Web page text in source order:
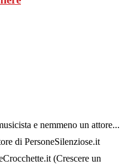
e nemmeno un attore...
di PersoneSilenziose.it
(Crescere un